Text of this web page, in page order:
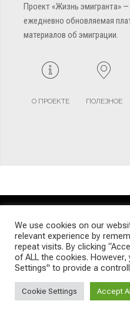
Проект «Жизнь эмигранта» —
ежедневно обновляемая
материалов об эмиграции.
О ПРОЕКТЕ ПОЛЕЗНОЕ
TERMS AND CONDITIONS
© Emigrants Life
We use cookies on our
relevant experience by
repeat visits. By clicking
of ALL the cookies.
Settings" to provide a
Cookie Settings Accept All